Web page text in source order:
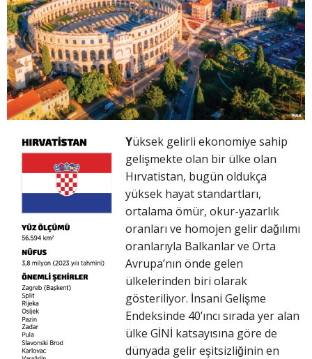
Yüksek gelirli ekonomiye sahip
gelişmekte olan bir ülke olan
Hırvatistan, bugün oldukça
yüksek hayat standartları,
ortalama ömür, okur-yazarlık
oranları ve homojen gelir dağılımı
oranlarıyla Balkanlar ve Orta
Avrupa’nın önde gelen
ülkelerinden biri olarak
gösteriliyor. İnsani Gelişme
Endeksinde 40’ıncı sırada yer alan
ülke GİNİ katsayısına göre de
dünyada gelir eşitsizliğinin en